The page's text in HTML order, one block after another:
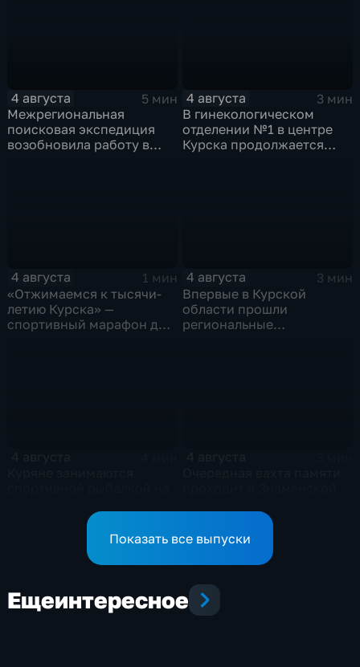
4 августа
5 мин
Межрегиональная
поисковая экспедиция
возобновила работу в
4 августа
3 мин
В гинекологическом
отделении №1 в центре
Курска продолжается
4 августа
1 мин
«Отжимаемся к тысячи-
летию Курска» —
спортивный марафон для
4 августа
3 мин
Впервые в Курской
области прошли
региональные
Показать все выпуски
Ещеинтересное